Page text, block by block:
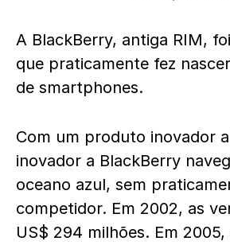
A BlackBerry, antiga RIM,
que praticamente fez
de smartphones.
Com um produto inovador
inovador a BlackBerry
oceano azul, sem
competidor. Em 2002, as
US$ 294 milhões. Em